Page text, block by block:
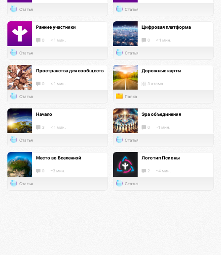
Статья Статья
Ранние участники
0 < 1 мин.
Статья
Цифровая платформа
0 < 1 мин.
Статья
Пространства для сообществ
0 < 1 мин.
Статья
Дорожные карты
3 атома
Папка
Начало
3 < 1 мин.
Статья
Эра объединения
0 ~1 мин.
Статья
Место во Вселенной
0 ~3 мин.
Статья
Логотип Псионы
2 ~4 мин.
Статья